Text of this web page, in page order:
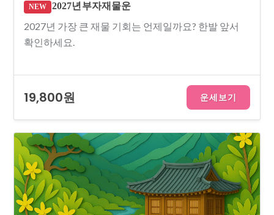
NEW 2027년 부자재물운
2027년 가장 큰 재물 기회는 언제일까요? 한발 앞서
확인하세요.
19,800원 운세보기